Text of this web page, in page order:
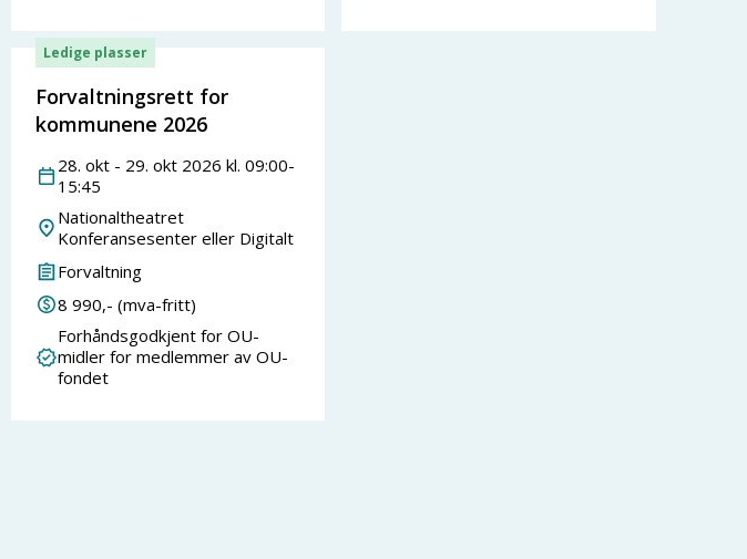
Ledige plasser
Forvaltningsrett for
kommunene 2026
28. okt- 29. okt 2026 kl. 09:00-
15:45
Nationaltheatret
Konferansesenter eller Digitalt
Forvaltning
8 990,- (mva-fritt)
Forhåndsgodkjent for OU-
midler for medlemmer av OU-
fondet